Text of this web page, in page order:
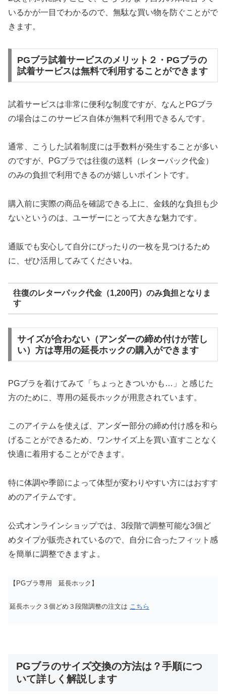
いるかが一目でわかるので、無駄な買い物を防ぐことがで
きます。
PGブラ試着サービスのメリット２・PGブラの
試着サービスは無料で利用することができます
試着サービスは非常に便利な制度ですが、なんとPGブラ
の場合はこのサービス自体が無料で利用できるんです。
通常、こうした試着制度には手数料が発生することが多い
のですが、PGブラでは往復の送料（レターパック代金）
のみの負担で利用できるのが嬉しいポイントです。
購入前に実際の商品を確認できる上に、金銭的な負担も少
ないというのは、ユーザーにとって大きな魅力です。
通販でも安心して自分にぴったりの一枚を見つけるため
に、ぜひ活用してみてくださいね。
往復のレターパック代金（1,200円）のみ負担となりま
す
サイズが合わない（アンダーの締め付けが苦し
い）方は専用の延長ホックの購入ができます
PGブラを着けてみて「ちょっときついかも…」と感じた
方のために、専用の延長ホックが用意されています。
このアイテムを使えば、アンダー部分の締め付け感を和ら
げることができるため、ワンサイズ上を買い直すことなく
快適に着用することができます。
特に体調や季節によって体型が変わりやすい方にはおすす
めのアイテムです。
公式オンラインショップでは、3段階で調整可能な3個ど
めタイプが販売されているので、自分に合ったフィット感
を簡単に調整できますよ。
【PGブラ専用 延長ホック】
延長ホック３個どめ３段階調整の注文は こちら
PGブラのサイズ交換の方法は？手順につ
いて詳しく解説します